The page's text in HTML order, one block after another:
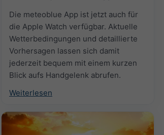
Die meteoblue App ist jetzt auch für
die Apple Watch verfügbar. Aktuelle
Wetterbedingungen und detaillierte
Vorhersagen lassen sich damit
jederzeit bequem mit einem kurzen
Blick aufs Handgelenk abrufen.
Weiterlesen